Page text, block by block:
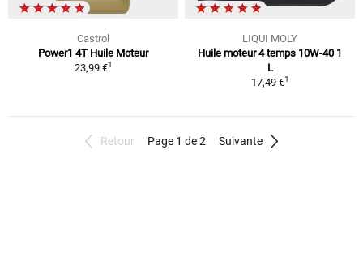
Castrol
Power1 4T Huile Moteur
23,99 €1
LIQUI MOLY
Huile moteur 4 temps 10W-40 1
L
17,49 €1
Retour Page 1 de 2 Suivante